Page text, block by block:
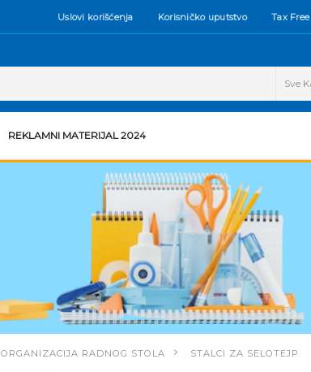
Uslovi korišćenja Korisničko uputstvo Tax Free
REKLAMNI MATERIJAL 2024
ORGANIZACIJA RADNOG STOLA STALCI ZA SELOTEJP